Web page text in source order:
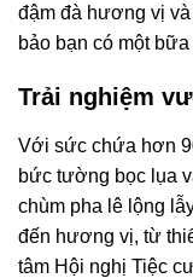
đậm đà hương vị
bảo bạn có một
Trải nghiệm
Với sức chứa hơn
bức tường bọc lụa
chùm pha lê lộng
đến hương vị, từ
tâm Hội nghị Tiệc